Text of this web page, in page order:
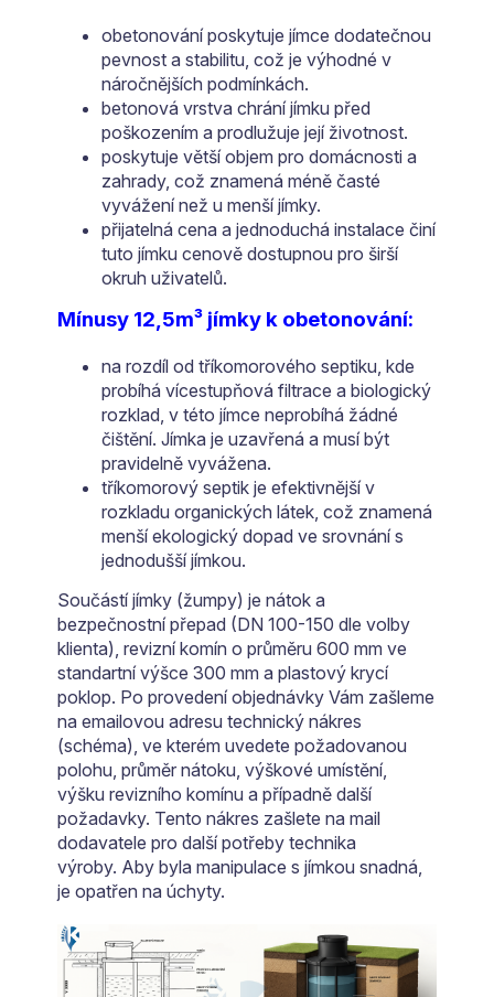
obetonování poskytuje jímce dodatečnou
pevnost a stabilitu, což je výhodné v
náročnějších podmínkách.
betonová vrstva chrání jímku před
poškozením a prodlužuje její životnost.
poskytuje větší objem pro domácnosti a
zahrady, což znamená méně časté
vyvážení než u menší jímky.
přijatelná cena a jednoduchá instalace činí
tuto jímku cenově dostupnou pro širší
okruh uživatelů.
Mínusy 12,5m³ jímky k obetonování:
na rozdíl od tříkomorového septiku, kde
probíhá vícestupňová filtrace a biologický
rozklad, v této jímce neprobíhá žádné
čištění. Jímka je uzavřená a musí být
pravidelně vyvážena.
tříkomorový septik je efektivnější v
rozkladu organických látek, což znamená
menší ekologický dopad ve srovnání s
jednodušší jímkou.
Součástí jímky (žumpy) je nátok a
bezpečnostní přepad (DN 100-150 dle volby
klienta), revizní komín o průměru 600 mm ve
standartní výšce 300 mm a plastový krycí
poklop. Po provedení objednávky Vám zašleme
na emailovou adresu technický nákres
(schéma), ve kterém uvedete požadovanou
polohu, průměr nátoku, výškové umístění,
výšku revizního komínu a případně další
požadavky. Tento nákres zašlete na mail
dodavatele pro další potřeby technika
výroby. Aby byla manipulace s jímkou snadná,
je opatřen na úchyty.